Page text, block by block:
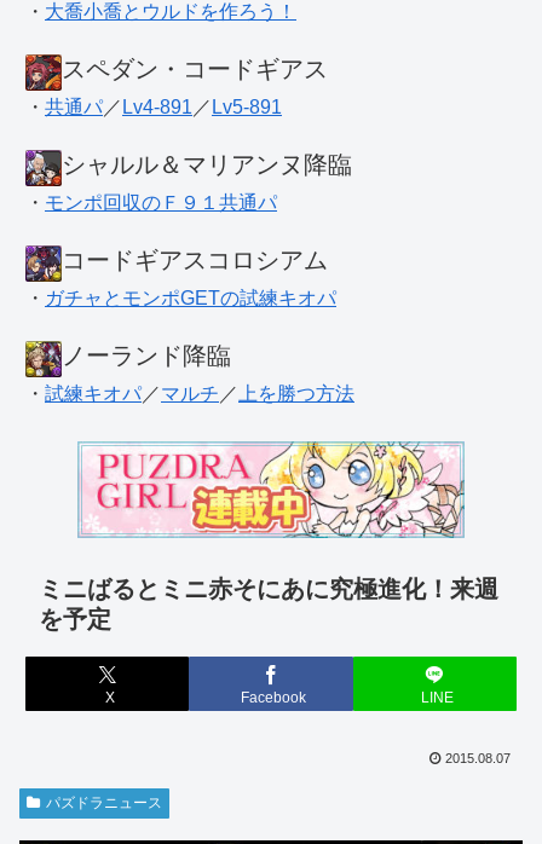
・ 大喬小喬とウルドを作ろう！
スペダン・コードギアス
・ 共通パ ／ Lv4-891 ／ Lv5-891
シャルル＆マリアンヌ降臨
・ モンポ回収のＦ９１共通パ
コードギアスコロシアム
・ ガチャとモンポGETの試練キオパ
ノーランド降臨
・ 試練キオパ ／マルチ ／ 上を勝つ方法
ミニばるとミニ赤そにあに究極進化！来週
を予定
X Facebook LINE
2015.08.07
パズドラニュース